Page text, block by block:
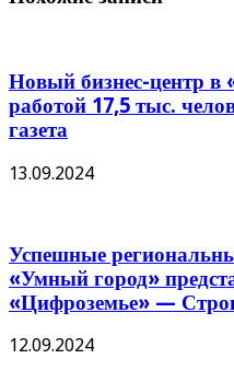
Новый бизнес-центр в
работой 17,5 тыс.
газета
13.09.2024
Успешные
«Умный город»
«Цифроземье» —
12.09.2024